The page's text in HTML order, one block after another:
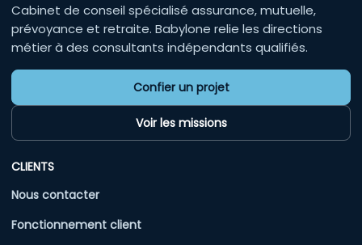
Cabinet de conseil spécialisé assurance, mutuelle,
prévoyance et retraite. Babylone relie les directions
métier à des consultants indépendants qualifiés.
Confier un projet
Voir les missions
CLIENTS
Nous contacter
Fonctionnement client